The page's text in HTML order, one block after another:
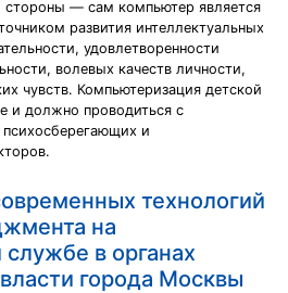
стороны — сам компьютер является
развития интеллектуальных
удовлетворенности
волевых качеств личности,
чувств. Компьютеризация детской
и должно проводиться с
и
технологий
на
службе в органах
города Москвы